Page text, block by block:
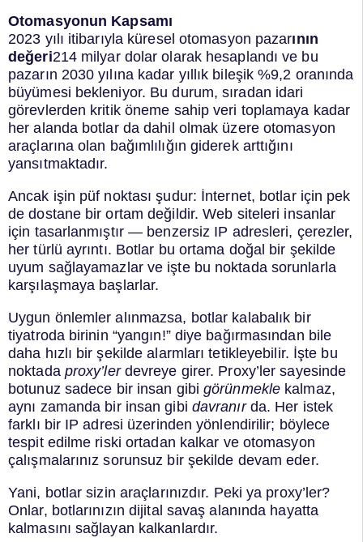
Otomasyonun Kapsamı
2023 yılı itibarıyla küresel otomasyon pazarının
değeri214 milyar dolar olarak hesaplandı ve bu
pazarın 2030 yılına kadar yıllık bileşik %9,2 oranında
büyümesi bekleniyor​​. Bu durum, sıradan idari
görevlerden kritik öneme sahip veri toplamaya kadar
her alanda botlar da dahil olmak üzere otomasyon
araçlarına olan bağımlılığın giderek arttığını
yansıtmaktadır.
Ancak işin püf noktası şudur: İnternet, botlar için pek
de dostane bir ortam değildir. Web siteleri insanlar
için tasarlanmıştır — benzersiz IP adresleri, çerezler,
her türlü ayrıntı. Botlar bu ortama doğal bir şekilde
uyum sağlayamazlar ve işte bu noktada sorunlarla
karşılaşmaya başlarlar.
Uygun önlemler alınmazsa, botlar kalabalık bir
tiyatroda birinin “yangın!” diye bağırmasından bile
daha hızlı bir şekilde alarmları tetikleyebilir. İşte bu
noktada proxy’lerdevreye girer. Proxy’ler sayesinde
botunuz sadece bir insan gibigörünmekle kalmaz,
aynı zamanda bir insan gibi davranırda. Her istek
farklı bir IP adresi üzerinden yönlendirilir; böylece
tespit edilme riski ortadan kalkar ve otomasyon
çalışmalarınız sorunsuz bir şekilde devam eder.
Yani, botlar sizin araçlarınızdır. Peki ya proxy’ler?
Onlar, botlarınızın dijital savaş alanında hayatta
kalmasını sağlayan kalkanlardır.